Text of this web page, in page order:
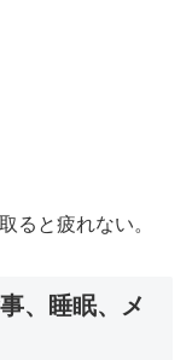
ると疲れない。
、睡眠、メ